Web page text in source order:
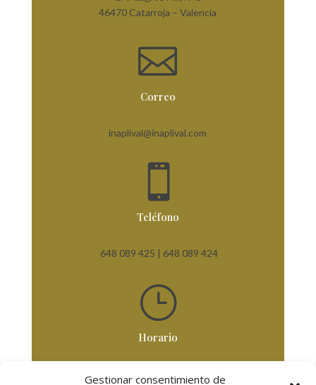
Gestionar consentimiento de
46470 Catarroja – Valencia

Correo
inaplival@inaplival.com

Teléfono
648 089 425 | 648 089 424
}
Horario